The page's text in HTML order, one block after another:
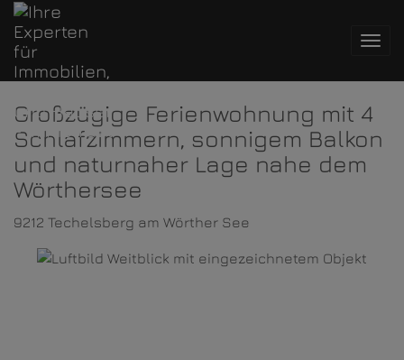
Großzügige Ferienwohnung mit 4
Schlafzimmern, sonnigem Balkon
und naturnaher Lage nahe dem
Wörthersee
9212 Techelsberg am Wörther See